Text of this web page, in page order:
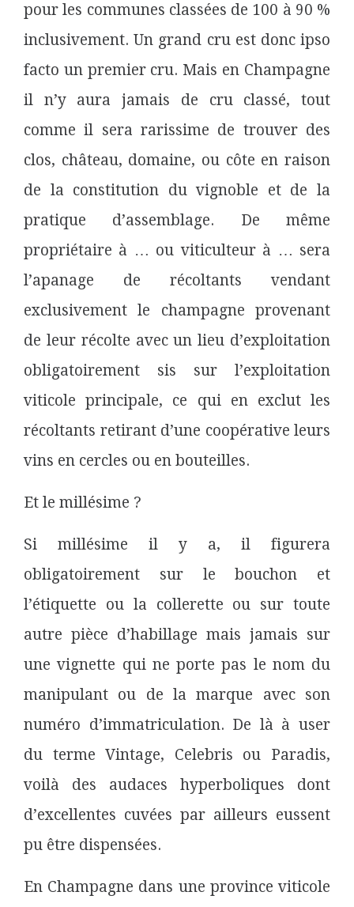
pour les communes classées de 100 à 90 %
inclusivement. Un grand cru est donc ipso
facto un premier cru. Mais en Champagne
il n’y aura jamais de cru classé, tout
comme il sera rarissime de trouver des
clos, château, domaine, ou côte en raison
de la constitution du vignoble et de la
pratique d’assemblage. De même
propriétaire à … ou viticulteur à … sera
l’apanage de récoltants vendant
exclusivement le champagne provenant
de leur récolte avec un lieu d’exploitation
obligatoirement sis sur l’exploitation
viticole principale, ce qui en exclut les
récoltants retirant d’une coopérative leurs
vins en cercles ou en bouteilles.
Et le millésime ?
Si millésime il y a, il figurera
obligatoirement sur le bouchon et
l’étiquette ou la collerette ou sur toute
autre pièce d’habillage mais jamais sur
une vignette qui ne porte pas le nom du
manipulant ou de la marque avec son
numéro d’immatriculation. De là à user
du terme Vintage, Celebris ou Paradis,
voilà des audaces hyperboliques dont
d’excellentes cuvées par ailleurs eussent
pu être dispensées.
En Champagne dans une province viticole